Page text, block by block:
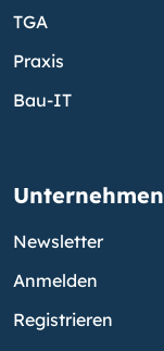
TGA
Praxis
Bau-IT
Unternehmen
Newsletter
Anmelden
Registrieren